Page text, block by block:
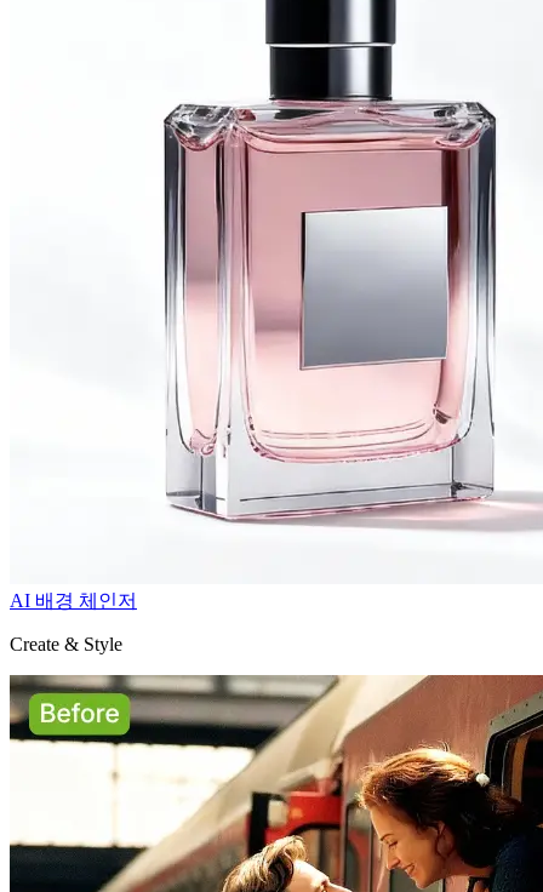
AI 배경 체인저
Create & Style